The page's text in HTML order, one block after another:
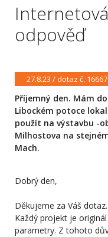
odpověď
27.8.23 / dotaz č.
Příjemný den. Mám
Libockém potoce
použít na výstavbu -
Milhostova na
Mach.
Dobrý den,
Děkujeme za Váš dotaz.
Každý projekt je
parametry. Z tohoto